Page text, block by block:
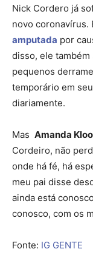
Nick Cordero já
novo coronavírus.
amputada por
disso, ele
pequenos
temporário em
diariamente.
Mas Amanda
Cordeiro, não
onde há fé, há
meu pai disse
ainda está
conosco, com os
Fonte: IG GENTE